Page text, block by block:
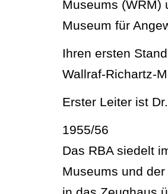
Museums (WRM)
Museum für
Ihren ersten
Wallraf-Richartz-
Erster Leiter ist
1955/56
Das RBA siedelt
Museums und